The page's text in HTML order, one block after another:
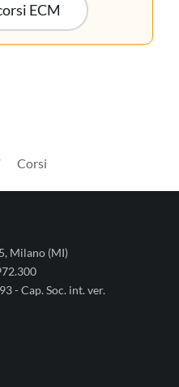
ECM
Corsi
Milano (MI)
- Cap. Soc. int. ver.